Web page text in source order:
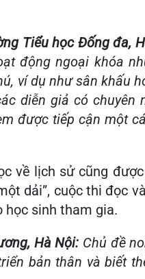
Tiểu học Đống đa,
động ngoại khóa
ví dụ như sân khấu
diễn giả có chuyên
được tiếp cận một
về lịch sử cũng
dải”, cuộc thi đọc
học sinh tham gia.
Hà Nội: Chủ đề
bản thân và biết